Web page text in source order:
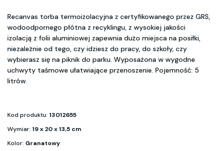
Recanvas torba termoizolacyjna z certyfikowanego przez GRS,
wodoodpornego płótna z recyklingu, z wysokiej jakości
izolacją z folii aluminiowej zapewnia dużo miejsca na posiłki,
niezależnie od tego, czy idziesz do pracy, do szkoły, czy
wybierasz się na piknik do parku. Wyposażona w wygodne
uchwyty taśmowe ułatwiające przenoszenie. Pojemność: 5
litrów.
Kod produktu: 13012655
Wymiar: 19 x 20 x 13,5 cm
Kolor: Granatowy